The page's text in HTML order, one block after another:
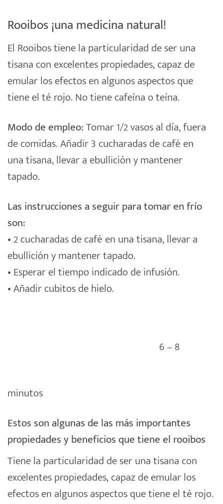
Rooibos ¡una medicina natural!
El Rooibostiene la particularidad de ser una
tisana con excelentes propiedades, capaz de
emular los efectos en algunos aspectos que
tiene el té rojo. No tiene cafeína o teína.
Modo de empleo:Tomar 1/2 vasos al día, fuera
de comidas. Añadir 3 cucharadas de café en
unatisana, llevar a ebullición y mantener
tapado.
Las instrucciones a seguir para tomar en frío
son:
• 2 cucharadas de café en unatisana, llevar a
ebullición y mantener tapado.
• Esperar el tiempo indicado de infusión.
• Añadir cubitos de hielo.
6 – 8
minutos
Estos son algunas de las más importantes
propiedades y beneficios que tiene el rooibos
Tiene la particularidad de ser una tisana con
excelentes propiedades, capaz de emular los
efectos en algunos aspectos que tiene el té rojo.